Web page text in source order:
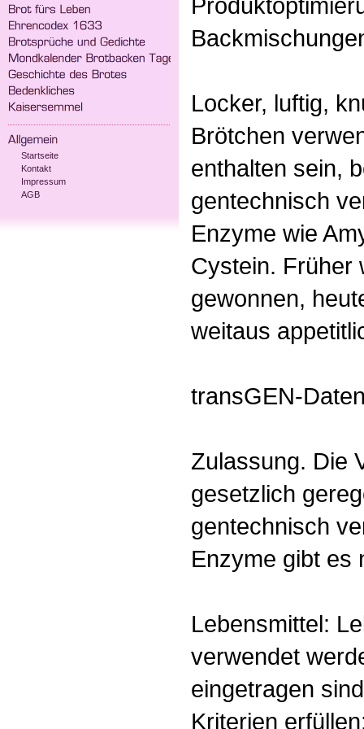
Startseite
Kontakt
Impressum
AGB
Locker, luftig,
Brötchen
enthalten sein,
gentechnisch
Enzyme wie
Cystein. Früher
gewonnen,
weitaus
transGEN-
Zulassung. Die
gesetzlich
gentechnisch
Enzyme gibt es
Lebensmittel:
verwendet
eingetragen
Kriterien